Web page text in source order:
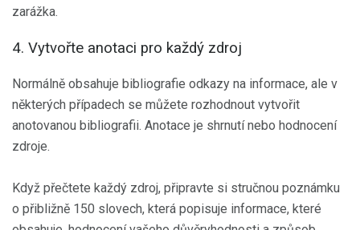
zarážka.
4. Vytvořte anotaci pro každý zdroj
Normálně obsahuje bibliografie odkazy na informace, ale v
některých případech se můžete rozhodnout vytvořit
anotovanou bibliografii. Anotace je shrnutí nebo hodnocení
zdroje.
Když přečtete každý zdroj, připravte si stručnou poznámku
o přibližně 150 slovech, která popisuje informace, které